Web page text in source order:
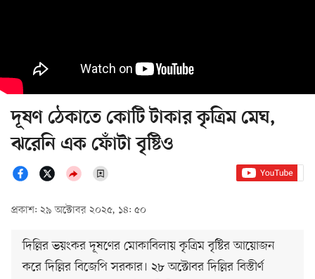
দূষণ ঠেকাতে কোটি টাকার কৃত্রিম মেঘ,
ঝরেনি এক ফোঁটা বৃষ্টিও
প্রকাশ: ২৯ অক্টোবর ২০২৫, ১৪: ৫০
দিল্লির ভয়ংকর দূষণের মোকাবিলায় কৃত্রিম বৃষ্টির আয়োজন
করে দিল্লির বিজেপি সরকার। ২৮ অক্টোবর দিল্লির বিস্তীর্ণ